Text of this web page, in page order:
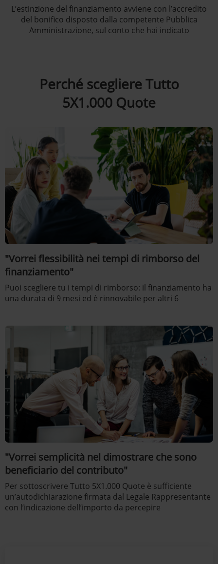
L’estinzione del finanziamento avviene con l’accredito
del bonifico disposto dalla competente Pubblica
Amministrazione, sul conto che hai indicato
Perché scegliere Tutto
5X1.000 Quote
"Vorrei flessibilità nei tempi di rimborso del
finanziamento"
Puoi scegliere tu i tempi di rimborso: il finanziamento ha
una durata di 9 mesi ed è rinnovabile per altri 6
"Vorrei semplicità nel dimostrare che sono
beneficiario del contributo"
Per sottoscrivere Tutto 5X1.000 Quote è sufficiente
un’autodichiarazione firmata dal Legale Rappresentante
con l’indicazione dell’importo da percepire